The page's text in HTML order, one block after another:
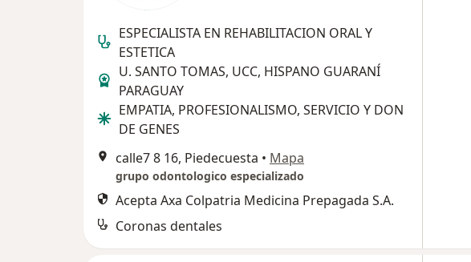
ESPECIALISTA EN REHABILITACION ORAL Y
ESTETICA
U. SANTO TOMAS, UCC, HISPANO GUARANÍ
PARAGUAY
EMPATIA, PROFESIONALISMO, SERVICIO Y DON
DE GENES
calle7 8 16, Piedecuesta • Mapa
grupo odontologico especializado
Acepta Axa Colpatria Medicina Prepagada S.A.
Coronas dentales